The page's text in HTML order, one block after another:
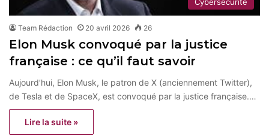
Cybersécurité
Team Rédaction 20 avril 2026 26
Elon Musk convoqué par la justice
française : ce qu’il faut savoir
Aujourd’hui, Elon Musk, le patron de X (anciennement Twitter),
de Tesla et de SpaceX, est convoqué par la justice française.…
Lire la suite »